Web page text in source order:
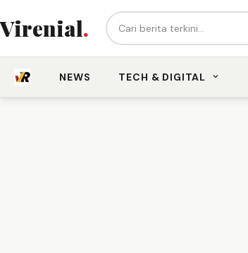
Virenial. Cari berita...
NEWS TECH & DIGITAL